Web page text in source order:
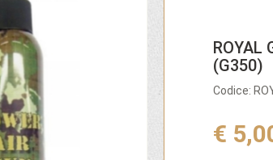
ROYAL
(G350)
Codice:
€